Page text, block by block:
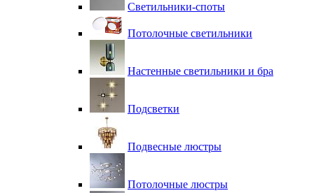
Светильники-споты
Потолочные светильники
Настенные светильники и бра
Подсветки
Подвесные люстры
Потолочные люстры